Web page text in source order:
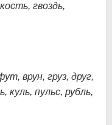
гвоздь,
врун, груз, друг,
куль, пульс, рубль,